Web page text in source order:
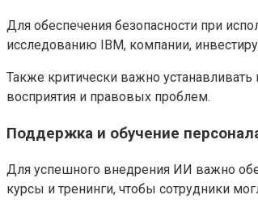
Для обеспечения безопасности при
исследованию IBM, компании,
Также критически важно
восприятия и правовых проблем.
Поддержка и обучение
Для успешного внедрения ИИ важно
курсы и тренинги, чтобы сотрудники